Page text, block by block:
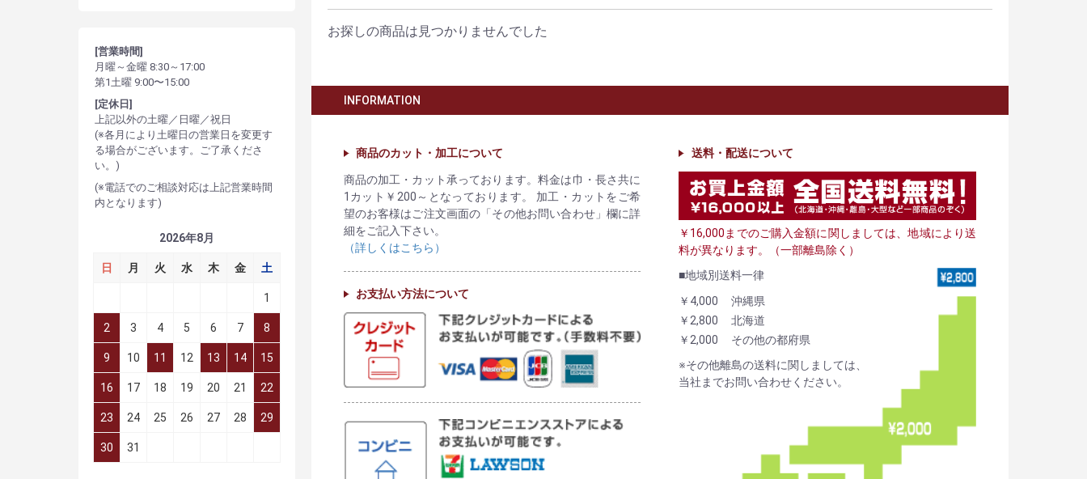
[営業時間]
月曜～金曜 8:30～17:00
第1土曜 9:00〜15:00
[定休日]
上記以外の土曜／日曜／祝日
(※各月により土曜日の営業日を変更す
る場合がございます。ご了承くださ
い。)
(※電話でのご相談対応は上記営業時間
内となります)
2026年8月
日 月 火 水 木 金 土
1
2 3 4 5 6 7 8
9 10 11 12 13 14 15
16 17 18 19 20 21 22
23 24 25 26 27 28 29
30 31
お探しの商品は見つかりませんでした
INFORMATION
商品のカット・加工について
商品の加工・カット承っております。料金は巾・長さ共に
1カット￥200～となっております。 加工・カットをご希
望のお客様はご注文画面の「その他お問い合わせ」欄に詳
細をご記入下さい。
（詳しくはこちら）
お支払い方法について
送料・配送について
￥16,000までのご購入金額に関しましては、地域により送
料が異なります。（一部離島除く）
■地域別送料一律
￥4,000
沖縄県
￥2,800
北海道
￥2,000
その他の都府県
※その他離島の送料に関しましては、
当社までお問い合わせください。